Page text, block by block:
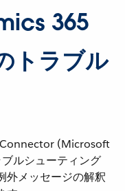
365
トラブル
(Microsoft
ルシューティング
外メッセージの解釈